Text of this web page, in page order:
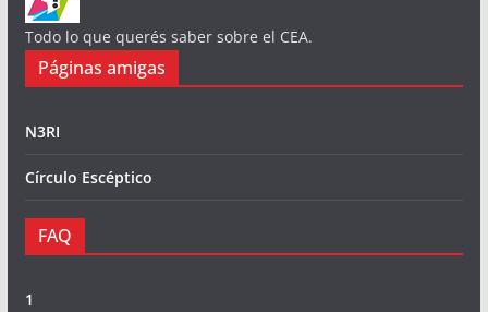
Todo lo que querés saber sobre el CEA.
Páginas amigas
N3RI
Círculo Escéptico
FAQ
1